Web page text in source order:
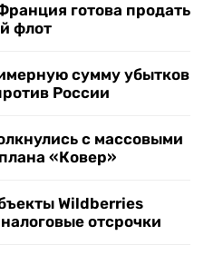
готова продать
флот
сумму убытков
России
с массовыми
«Ковер»
Wildberries
отсрочки